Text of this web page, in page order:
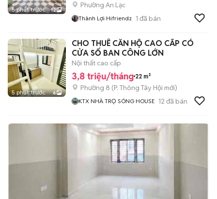
5 phút trước 12
Phường An Lạc
Thành Lợi Hifriendz 1 đã bán
5 phút trước 6
CHO THUÊ CĂN HỘ CAO CẤP CÓ
CỬA SỐ BAN CÔNG LỚN
Nội thất cao cấp
3,8 triệu/tháng 22 m²
Phường 8 (P. Thông Tây Hội mới)
KTX NHÀ TRỌ SÓNG HOUSE 12 đã bán